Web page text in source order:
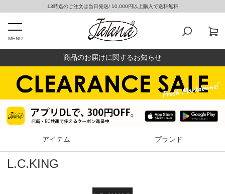
13時迄のご注文は当日発送/ 10,000円以上購入で送料無料
MENU
商品のお届けに関するお知らせ
アイテム ブランド
L.C.KING